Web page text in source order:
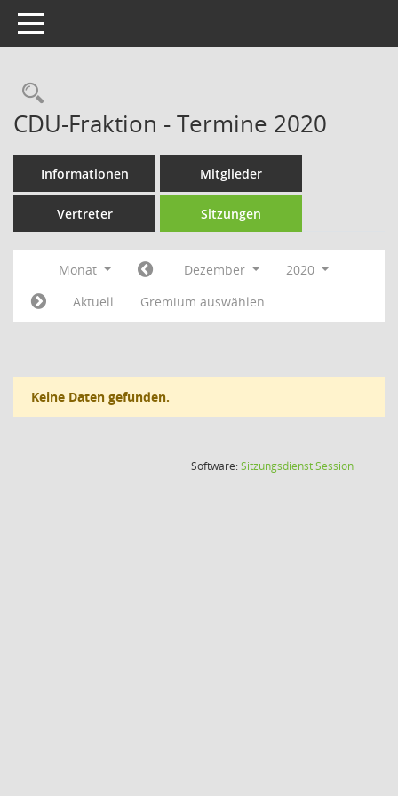
Toggle navigation
Rechercheauswahl
CDU-Fraktion - Termine 2020
Informationen Mitglieder
Vertreter Sitzungen
Monat Dezember
2020
Aktuell
Gremium auswählen
Keine Daten gefunden.
Software:SitzungsdienstSession(Wird in